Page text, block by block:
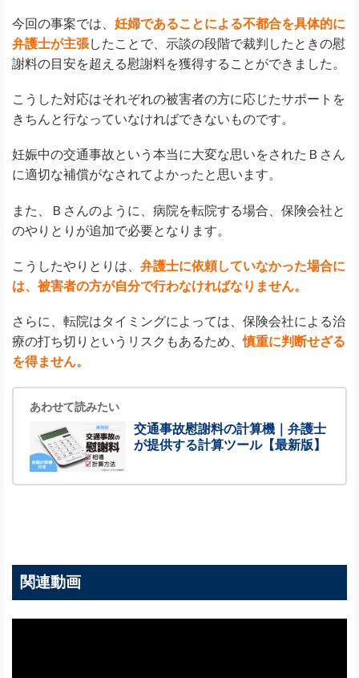
今回の事案では、 妊婦であることによる不都合を具体的に
弁護士が主張したことで、示談の段階で裁判したときの慰
謝料の目安を超える慰謝料を獲得することができました。
こうした対応はそれぞれの被害者の方に応じたサポートを
きちんと行なっていなければできないものです。
妊娠中の交通事故という本当に大変な思いをされたＢさん
に適切な補償がなされてよかったと思います。
また、Ｂさんのように、病院を転院する場合、保険会社と
のやりとりが追加で必要となります。
こうしたやりとりは、 弁護士に依頼していなかった場合に
は、被害者の方が自分で行わなければなりません。
さらに、転院はタイミングによっては、保険会社による治
療の打ち切りというリスクもあるため、慎重に判断せざる
を得ません。
あわせて読みたい
交通事故慰謝料の計算機｜弁護士
が提供する計算ツール【最新版】
関連動画